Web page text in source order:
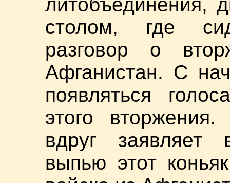
столом, где
разговор о
Афганистан. С
появляться
этого
вдруг
выпью этот